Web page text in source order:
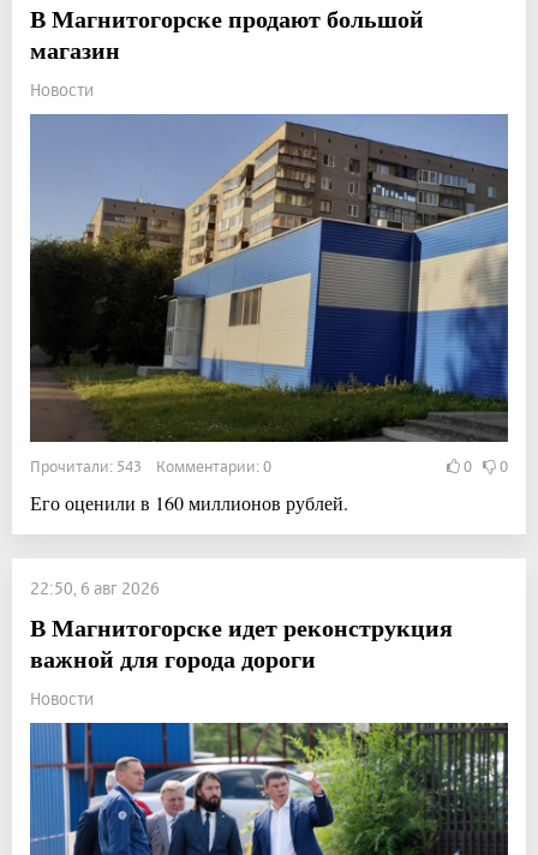
В Магнитогорске продают большой
магазин
Новости
Прочитали: 543 Комментарии: 0 0 0
Его оценили в 160 миллионов рублей.
22:50, 6 авг 2026
В Магнитогорске идет реконструкция
важной для города дороги
Новости